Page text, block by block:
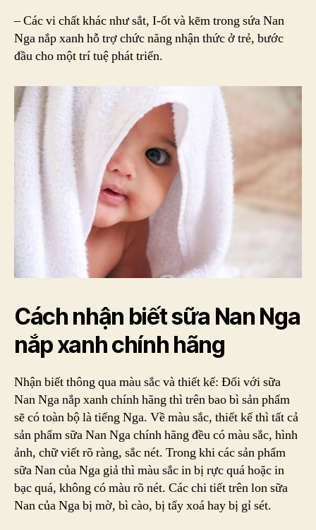
– Các vi chất khác như sắt, I-ốt và kẽm trong sứa Nan
Nga nắp xanh hỗ trợ chức năng nhận thức ở trẻ, bước
đầu cho một trí tuệ phát triển.
Cách nhận biết sữa Nan Nga
nắp xanh chính hãng
Nhận biết thông qua màu sắc và thiết kế: Đối với sữa
Nan Nga nắp xanh chính hãng thì trên bao bì sản phẩm
sẽ có toàn bộ là tiếng Nga. Về màu sắc, thiết kế thì tất cả
sản phẩm sữa Nan Nga chính hãng đều có màu sắc, hình
ảnh, chữ viết rõ ràng, sắc nét. Trong khi các sản phẩm
sữa Nan của Nga giả thì màu sắc in bị rực quá hoặc in
bạc quá, không có màu rõ nét. Các chi tiết trên lon sữa
Nan của Nga bị mờ, bì cào, bị tẩy xoá hay bị gỉ sét.